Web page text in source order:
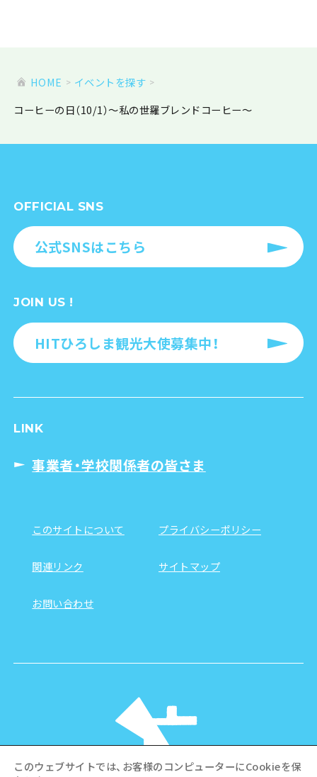
HOME
イベントを探す
コーヒーの日（10/1）～私の世羅ブレンドコーヒー～
OFFICIAL SNS
公式SNSはこちら
JOIN US !
HITひろしま観光大使募集中！
LINK
事業者・学校関係者の皆さま
このサイトについて プライバシーポリシー
関連リンク サイトマップ
お問い合わせ
このウェブサイトでは、お客様のコンピューターにCookieを保